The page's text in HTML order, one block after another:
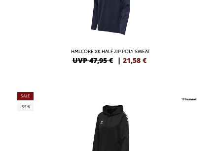
HMLCORE XK HALF ZIP POLY SWEAT
UVP 47,95 € | 21,58 €
SALE
-55%